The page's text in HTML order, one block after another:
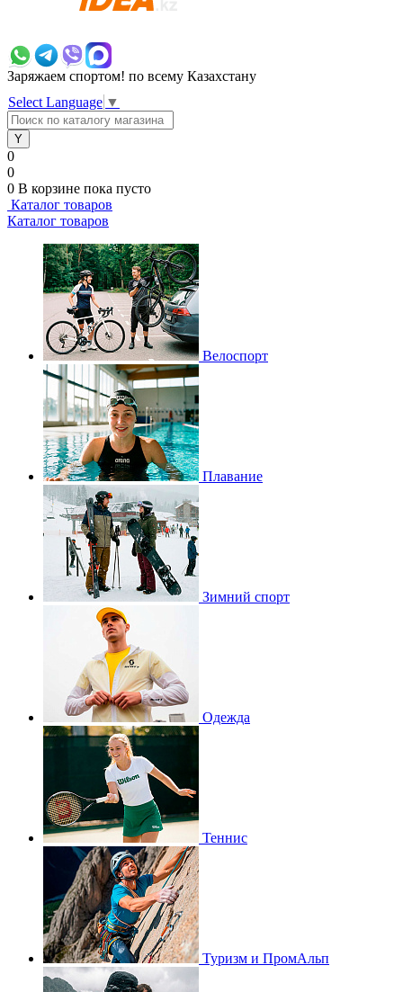
Заряжаем спортом! по всему Казахстану
Select Language ▼
0
0
0 В корзине пока пусто
Каталог товаров
Каталог товаров
Велоспорт
Плавание
Зимний спорт
Одежда
Теннис
Туризм и ПромАльп